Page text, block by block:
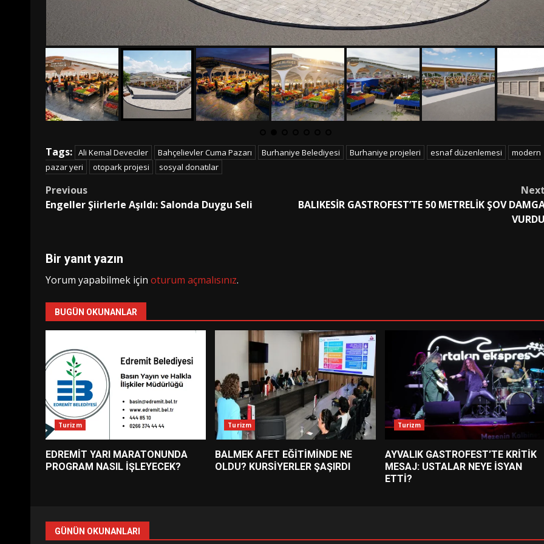
Tags: Ali Kemal Deveciler Bahçelievler Cuma Pazarı Burhaniye Belediyesi Burhaniye projeleri esnaf düzenlemesi
modern
pazar yeri
otopark projesi sosyal donatılar
Post
navigation
Previous
Engeller Şiirlerle Aşıldı: Salonda Duygu Seli
Next
BALIKESİR GASTROFEST’TE 50 METRELİK ŞOV
VURDU
Bir yanıt yazın
Yorum yapabilmek için oturum açmalısınız.
BUGÜN OKUNANLAR
Turizm
EDREMİT YARI MARATONUNDA
PROGRAM NASIL İŞLEYECEK?
Turizm
BALMEK AFET EĞİTİMİNDE NE
OLDU? KURSİYERLER ŞAŞIRDI
Turizm
AYVALIK GASTROFEST’TE KRİTİK
MESAJ: USTALAR NEYE İSYAN
ETTİ?
GÜNÜN OKUNANLARI